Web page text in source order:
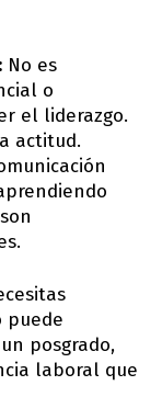
No es
o
el liderazgo.
actitud.
puede
posgrado,
laboral que